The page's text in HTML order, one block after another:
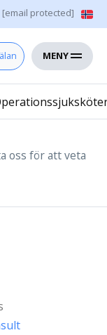
[email protected]
MENY
oss för att veta